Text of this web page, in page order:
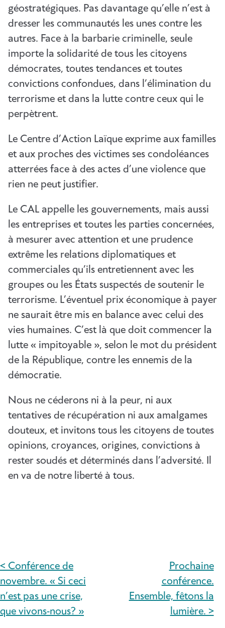
géostratégiques. Pas davantage qu’elle n’est à
dresser les communautés les unes contre les
autres. Face à la barbarie criminelle, seule
importe la solidarité de tous les citoyens
démocrates, toutes tendances et toutes
convictions confondues, dans l’élimination du
terrorisme et dans la lutte contre ceux qui le
perpètrent.
Le Centre d’Action Laïque exprime aux familles
et aux proches des victimes ses condoléances
atterrées face à des actes d’une violence que
rien ne peut justifier.
Le CAL appelle les gouvernements, mais aussi
les entreprises et toutes les parties concernées,
à mesurer avec attention et une prudence
extrême les relations diplomatiques et
commerciales qu’ils entretiennent avec les
groupes ou les États suspectés de soutenir le
terrorisme. L’éventuel prix économique à payer
ne saurait être mis en balance avec celui des
vies humaines. C’est là que doit commencer la
lutte « impitoyable », selon le mot du président
de la République, contre les ennemis de la
démocratie.
Nous ne céderons ni à la peur, ni aux
tentatives de récupération ni aux amalgames
douteux, et invitons tous les citoyens de toutes
opinions, croyances, origines, convictions à
rester soudés et déterminés dans l’adversité. Il
en va de notre liberté à tous.
NAVIGATION
DE
L’ARTICLE
< Conférence de
novembre. « Si ceci
n’est pas une crise,
que vivons-nous? »
Prochaine
conférence.
Ensemble, fêtons la
lumière. >